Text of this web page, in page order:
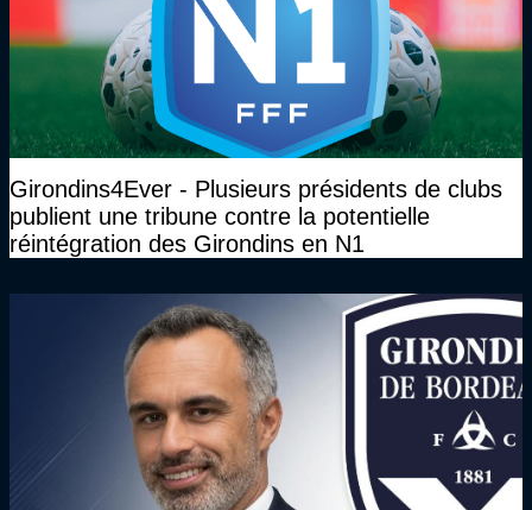
Girondins4Ever - Plusieurs présidents de clubs
publient une tribune contre la potentielle
réintégration des Girondins en N1